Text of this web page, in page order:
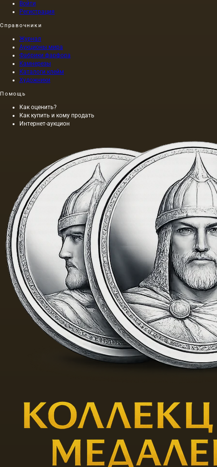
Войти
Регистрация
Справочники
Журнал
Аукционы мира
Фабрики фарфора
Камнерезы
Каталоги клейм
Художники
Помощь
Как оценить?
Как купить и кому продать
Интернет-аукцион